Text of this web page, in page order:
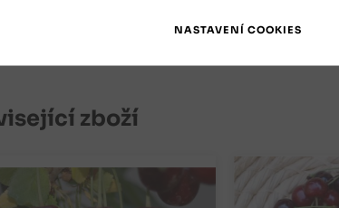
Morela pozdní je samosprašná.
zboží